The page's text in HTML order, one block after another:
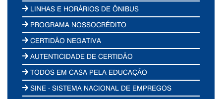
LINHAS E HORÁRIOS DE ÔNIBUS
PROGRAMA NOSSOCRÉDITO
CERTIDÃO NEGATIVA
AUTENTICIDADE DE CERTIDÃO
TODOS EM CASA PELA EDUCAÇÃO
SINE - SISTEMA NACIONAL DE EMPREGOS